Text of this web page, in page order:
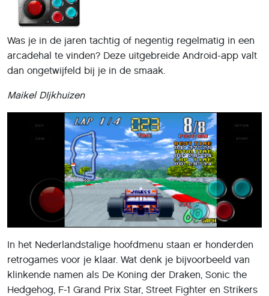
Was je in de jaren tachtig of negentig regelmatig in een
arcadehal te vinden? Deze uitgebreide Android-app valt
dan ongetwijfeld bij je in de smaak.
Maikel DIjkhuizen
In het Nederlandstalige hoofdmenu staan er honderden
retrogames voor je klaar. Wat denk je bijvoorbeeld van
klinkende namen als De Koning der Draken, Sonic the
Hedgehog, F-1 Grand Prix Star, Street Fighter en Strikers